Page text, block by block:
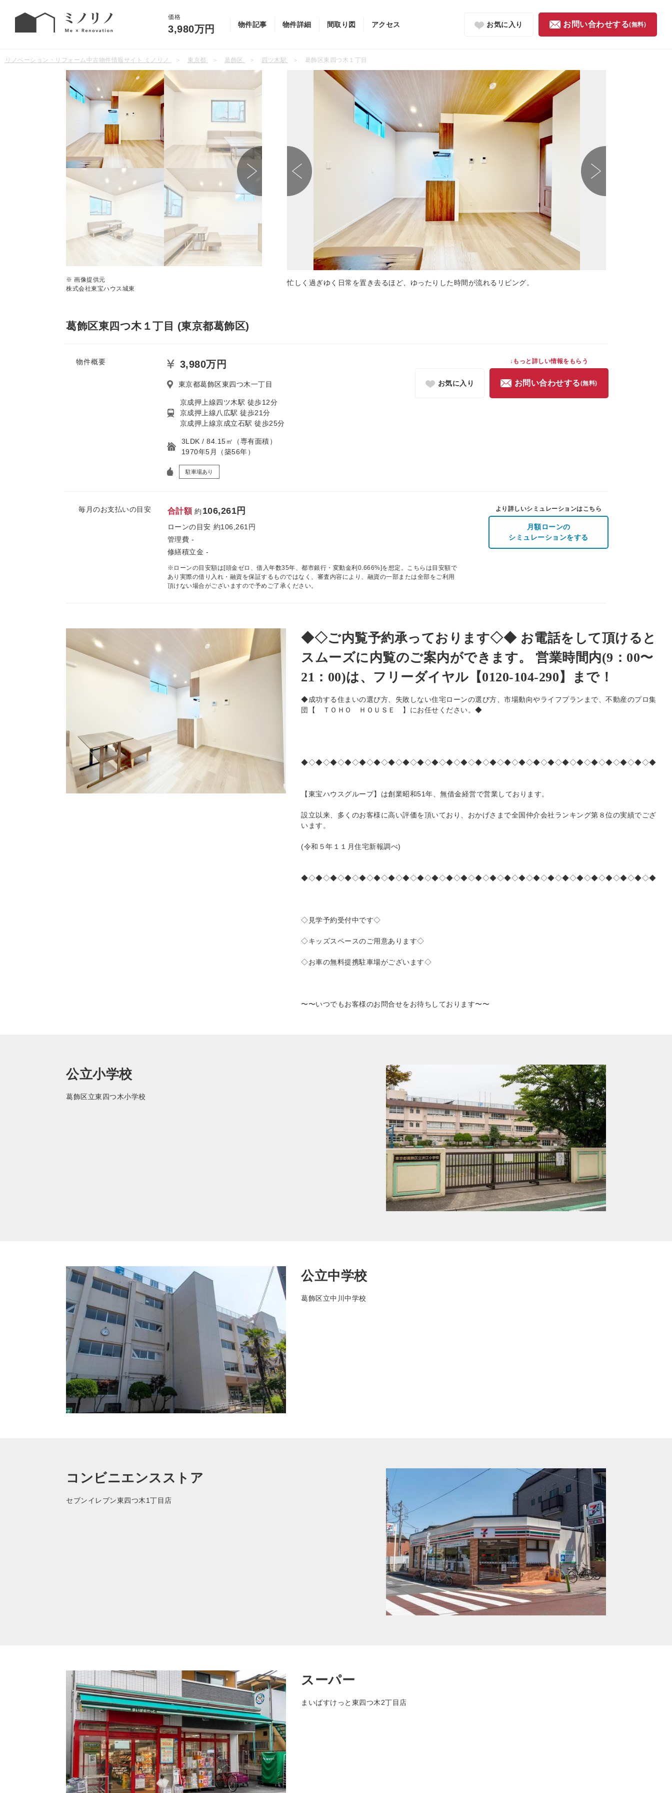
価格
3,980万円 物件記事 物件詳細 間取り図 アクセス お気に入り お問い合わせする(無料)
リノベーション・リフォーム中古物件情報サイト ミノリノ 東京都 葛飾区 四ツ木駅 葛飾区東四つ木１丁目
忙しく過ぎゆく日常を置き去るほど、ゆったりした時間が流れるリビング。
※ 画像提供元
株式会社東宝ハウス城東
葛飾区東四つ木１丁目 (東京都葛飾区)
物件概要 3,980万円
東京都葛飾区東四つ木一丁目
京成押上線四ツ木駅 徒歩12分
京成押上線八広駅 徒歩21分
京成押上線京成立石駅 徒歩25分
3LDK / 84.15㎡（専有面積）
1970年5月（築56年）
駐車場あり
お気に入り
↓もっと詳しい情報をもらう
お問い合わせする(無料)
毎月のお支払いの目安 合計額 約 106,261円
ローンの目安 約106,261円
管理費 -
修繕積立金 -
※ローンの目安額は[頭金ゼロ、借入年数35年、都市銀行・変動金利0.666%]を想定。こちらは目安額で
あり実際の借り入れ・融資を保証するものではなく、審査内容により、融資の一部または全部をご利用
頂けない場合がございますので予めご了承ください。
より詳しいシミュレーションはこちら
月額ローンの
シミュレーションをする
◆◇ご内覧予約承っております◇◆ お電話をして頂けると
スムーズに内覧のご案内ができます。 営業時間内(9：00〜
21：00)は、フリーダイヤル【0120-104-290】まで！
◆成功する住まいの選び方、失敗しない住宅ローンの選び方、市場動向やライフプランまで、不動産のプロ集
団【 ＴＯＨＯ ＨＯＵＳＥ 】にお任せください。◆
◆◇◆◇◆◇◆◇◆◇◆◇◆◇◆◇◆◇◆◇◆◇◆◇◆◇◆◇◆◇◆◇◆◇◆◇◆◇◆◇◆◇◆◇◆◇◆◇◆
【東宝ハウスグループ】は創業昭和51年、無借金経営で営業しております。
設立以来、多くのお客様に高い評価を頂いており、おかげさまで全国仲介会社ランキング第８位の実績でござ
います。
(令和５年１１月住宅新報調べ)
◆◇◆◇◆◇◆◇◆◇◆◇◆◇◆◇◆◇◆◇◆◇◆◇◆◇◆◇◆◇◆◇◆◇◆◇◆◇◆◇◆◇◆◇◆◇◆◇◆
◇見学予約受付中です◇
◇キッズスペースのご用意あります◇
◇お車の無料提携駐車場がございます◇
〜〜いつでもお客様のお問合せをお待ちしております〜〜
公立小学校
葛飾区立東四つ木小学校
公立中学校
葛飾区立中川中学校
コンビニエンスストア
セブンイレブン東四つ木1丁目店
スーパー
まいばすけっと東四つ木2丁目店